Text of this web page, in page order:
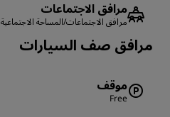
مرافق الاجتماعات
مرافق الاجتماعات/المساحة الاجتماعية
‏‫مرافق صف السيارات
موقف
Free